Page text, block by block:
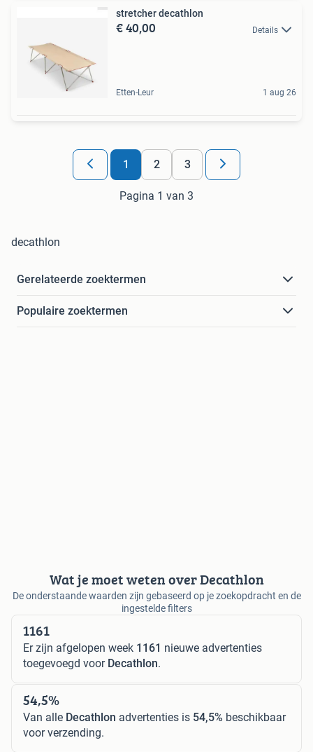
stretcher decathlon
€ 40,00 Details
Etten-Leur 1 aug 26
1 2 3
Pagina 1 van 3
decathlon
Gerelateerde zoektermen
Populaire zoektermen
Wat je moet weten over Decathlon
De onderstaande waarden zijn gebaseerd op je zoekopdracht en de
ingestelde filters
1161
Er zijn afgelopen week 1161 nieuwe advertenties
toegevoegd voor Decathlon.
54,5%
Van alle Decathlon advertenties is 54,5% beschikbaar
voor verzending.